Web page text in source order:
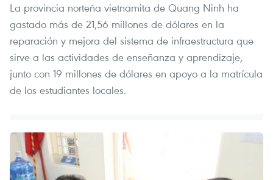
La provincia norteña vietnamita de Quang Ninh ha
gastado más de 21,56 millones de dólares en la
reparación y mejora del sistema de infraestructura que
sirve a las actividades de enseñanza y aprendizaje,
junto con 19 millones de dólares en apoyo a la matrícula
de los estudiantes locales.